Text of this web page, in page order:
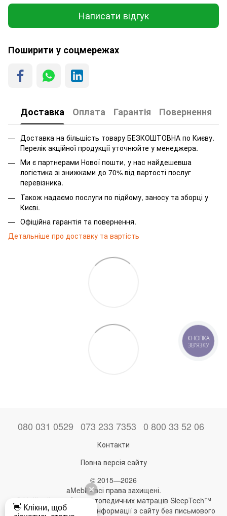
Написати відгук
Поширити у соцмережах
Доставка Оплата Гарантія Повернення
Доставка на більшість товару БЕЗКОШТОВНА по Києву.
Перелік акційної продукції уточнюйте у менеджера.
Ми є партнерами Нової пошти, у нас найдешевша
логістика зі знижками до 70% від вартості послуг
перевізника.
Також надаємо послуги по підйому, заносу та зборці у
Києві.
Офіційна гарантія та повернення.
Детальніше про доставку та вартість
080 031 0529 073 233 7353 0 800 33 52 06
Контакти
Повна версія сайту
© 2015—2026
aMebli - всі права захищені.
Офіційний виробник ортопедичних матраців SleepTech™
Будь-яке використання інформації з сайту без письмового
КНОПКА
ЗВ'ЯЗКУ